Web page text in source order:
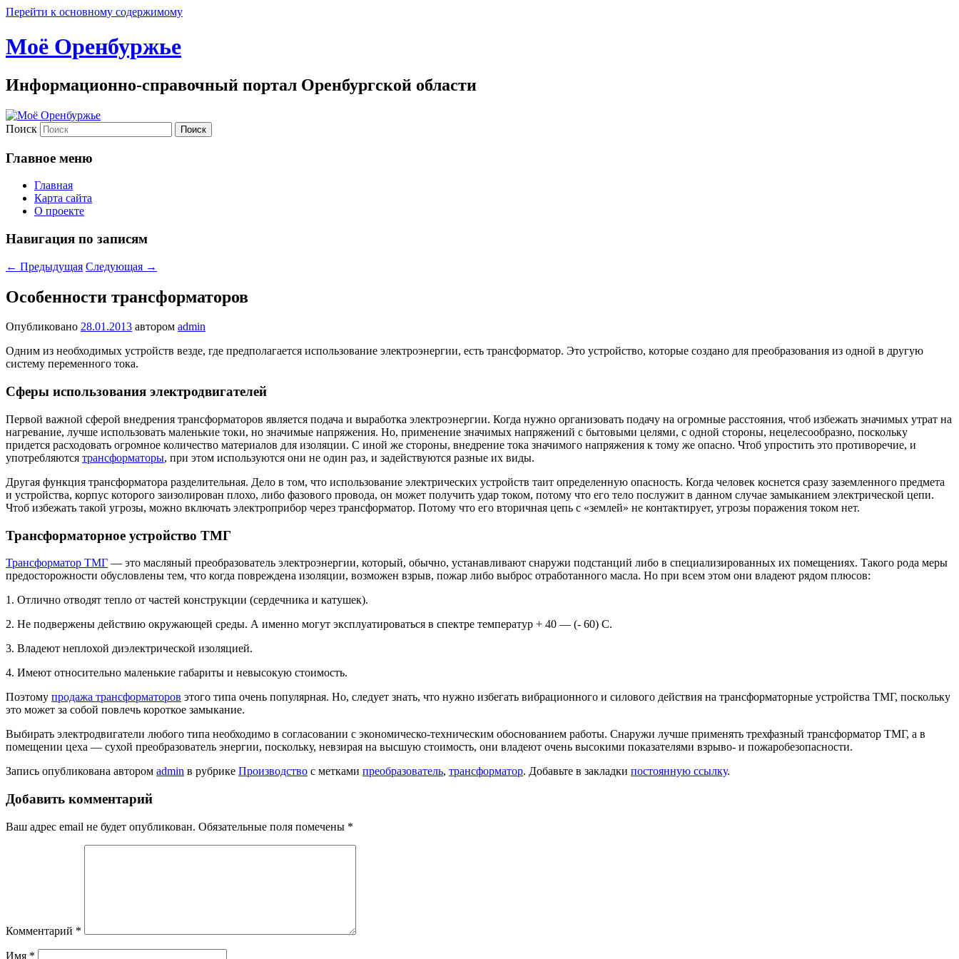
Перейти к основному содержимому
Моё Оренбуржье
Информационно-справочный портал Оренбургской области
Поиск
Главное меню
Главная
Карта сайта
О проекте
Навигация по записям
← Предыдущая Следующая →
Особенности трансформаторов
Опубликовано 28.01.2013 автором admin
Одним из необходимых устройств везде, где предполагается использование электроэнергии, есть трансформатор. Это устройство, которые создано для преобразования из одной в другую
систему переменного тока.
Сферы использования электродвигателей
Первой важной сферой внедрения трансформаторов является подача и выработка электроэнергии. Когда нужно организовать подачу на огромные расстояния, чтоб избежать значимых утрат на
нагревание, лучше использовать маленькие токи, но значимые напряжения. Но, применение значимых напряжений с бытовыми целями, с одной стороны, нецелесообразно, поскольку
придется расходовать огромное количество материалов для изоляции. С иной же стороны, внедрение тока значимого напряжения к тому же опасно. Чтоб упростить это противоречие, и
употребляются трансформаторы, при этом используются они не один раз, и задействуются разные их виды.
Другая функция трансформатора разделительная. Дело в том, что использование электрических устройств таит определенную опасность. Когда человек коснется сразу заземленного предмета
и устройства, корпус которого заизолирован плохо, либо фазового провода, он может получить удар током, потому что его тело послужит в данном случае замыканием электрической цепи.
Чтоб избежать такой угрозы, можно включать электроприбор через трансформатор. Потому что его вторичная цепь с «землей» не контактирует, угрозы поражения током нет.
Трансформаторное устройство ТМГ
Трансформатор ТМГ — это масляный преобразователь электроэнергии, который, обычно, устанавливают снаружи подстанций либо в специализированных их помещениях. Такого рода меры
предосторожности обусловлены тем, что когда повреждена изоляции, возможен взрыв, пожар либо выброс отработанного масла. Но при всем этом они владеют рядом плюсов:
1. Отлично отводят тепло от частей конструкции (сердечника и катушек).
2. Не подвержены действию окружающей среды. А именно могут эксплуатироваться в спектре температур + 40 — (- 60) С.
3. Владеют неплохой диэлектрической изоляцией.
4. Имеют относительно маленькие габариты и невысокую стоимость.
Поэтому продажа трансформаторов этого типа очень популярная. Но, следует знать, что нужно избегать вибрационного и силового действия на трансформаторные устройства ТМГ, поскольку
это может за собой повлечь короткое замыкание.
Выбирать электродвигатели любого типа необходимо в согласовании с экономическо-техническим обоснованием работы. Снаружи лучше применять трехфазный трансформатор ТМГ, а в
помещении цеха — сухой преобразователь энергии, поскольку, невзирая на высшую стоимость, они владеют очень высокими показателями взрыво- и пожаробезопасности.
Запись опубликована автором admin в рубрике Производство с метками преобразователь, трансформатор. Добавьте в закладки постоянную ссылку.
Добавить комментарий
Ваш адрес email не будет опубликован. Обязательные поля помечены *
Комментарий *
Имя *